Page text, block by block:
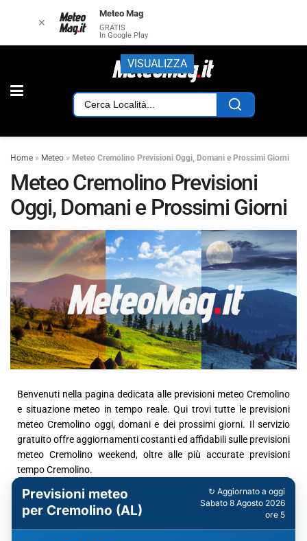
Home » Meteo » Meteo Cremolino Previsioni Oggi, Domani e Prossimi Giorni
Meteo Cremolino Previsioni
Oggi, Domani e Prossimi Giorni
Benvenuti nella pagina dedicata alle previsioni meteo Cremolino
e situazione meteo in tempo reale. Qui trovi tutte le previsioni
meteo Cremolino oggi, domani e dei prossimi giorni. Il servizio
gratuito offre aggiornamenti costanti ed affidabili sulle previsioni
meteo Cremolino weekend, oltre alle più accurate previsioni
tempo Cremolino.
Previsioni meteo
per Cremolino (AL)
↻ Aggiornato a oggi
Sabato 8 Agosto 2026
ore 5
✕
Meteo Mag
GRATIS
In Google Play
VISUALIZZA